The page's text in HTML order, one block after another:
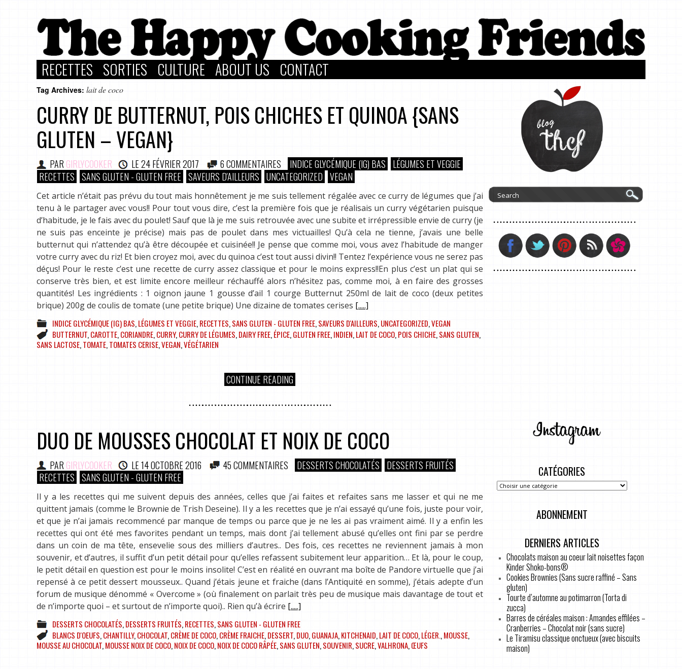
RECETTES SORTIES CULTURE ABOUT US CONTACT
Tag Archives: lait de coco
CURRY DE BUTTERNUT, POIS CHICHES ET QUINOA {SANS
GLUTEN – VEGAN}
PAR GIRLYCOOKER LE24 FÉVRIER 2017 6 COMMENTAIRES INDICE GLYCÉMIQUE (IG) BAS
LÉGUMES ET VEGGIE
RECETTES SANS GLUTEN - GLUTEN FREE SAVEURS D'AILLEURS UNCATEGORIZED VEGAN
Cet article n’était pas prévu du tout mais honnêtement je me suis tellement régalée avec ce curry de légumes que j’ai
tenu à le partager avec vous!! Pour tout vous dire, c’est la première fois que je réalisais un curry végétarien puisque
d’habitude, je le fais avec du poulet! Sauf que là je me suis retrouvée avec une subite et irrépressible envie de curry (je
ne suis pas enceinte je précise) mais pas de poulet dans mes victuailles! Qu’à cela ne tienne, j’avais une belle
butternut qui n’attendez qu’à être découpée et cuisinée!! Je pense que comme moi, vous avez l’habitude de manger
votre curry avec du riz! Et bien croyez moi, avec du quinoa c’est tout aussi divin!! Tentez l’expérience vous ne serez pas
déçus! Pour le reste c’est une recette de curry assez classique et pour le moins express!!En plus c’est un plat qui se
conserve très bien, et est limite encore meilleur réchauffé alors n’hésitez pas, comme moi, à en faire des grosses
quantités! Les ingrédients : 1 oignon jaune 1 gousse d’ail 1 courge Butternut 250ml de lait de coco (deux petites
brique) 200g de coulis de tomate (une petite brique) Une dizaine de tomates cerises [.....]
INDICE GLYCÉMIQUE (IG) BAS,LÉGUMES ET VEGGIE,RECETTES,SANS GLUTEN - GLUTEN FREE,SAVEURS D'AILLEURS,UNCATEGORIZED,VEGAN
BUTTERNUT,CAROTTE,CORIANDRE,CURRY,CURRY DE LÉGUMES,DAIRY FREE,ÉPICE,GLUTEN FREE,INDIEN,LAIT DE COCO,POIS CHICHE,SANS GLUTEN,
SANS LACTOSE,TOMATE,TOMATES CERISE,VEGAN,VÉGÉTARIEN
CONTINUE READING
DUO DE MOUSSES CHOCOLAT ET NOIX DE COCO
PAR GIRLYCOOKER LE14 OCTOBRE 2016 45 COMMENTAIRES DESSERTS CHOCOLATÉS
DESSERTS FRUITÉS
RECETTES SANS GLUTEN - GLUTEN FREE
Il y a les recettes qui me suivent depuis des années, celles que j’ai faites et refaites sans me lasser et qui ne me
quittent jamais (comme le Brownie de Trish Deseine). Il y a les recettes que je n’ai essayé qu’une fois, juste pour voir,
et que je n’ai jamais recommencé par manque de temps ou parce que je ne les ai pas vraiment aimé. Il y a enfin les
recettes qui ont été mes favorites pendant un temps, mais dont j’ai tellement abusé qu’elles ont fini par se perdre
dans un coin de ma tête, ensevelie sous des milliers d’autres.. Des fois, ces recettes ne reviennent jamais à mon
souvenir, et d’autres, il suffit d’un petit détail pour qu’elles refassent subitement leur apparition… Et là, pour le coup,
le petit détail en question est pour le moins insolite! C’est en réalité en ouvrant ma boîte de Pandore virtuelle que j’ai
repensé à ce petit dessert mousseux.. Quand j’étais jeune et fraiche (dans l’Antiquité en somme), j’étais adepte d’un
forum de musique dénommé « Overcome » (où finalement on parlait très peu de musique mais davantage de tout et
de n’importe quoi – et surtout de n’importe quoi).. Rien qu’à écrire [.....]
DESSERTS CHOCOLATÉS,DESSERTS FRUITÉS,RECETTES,SANS GLUTEN - GLUTEN FREE
BLANCS D'OEUFS,CHANTILLY,CHOCOLAT,CRÈME DE COCO,CRÈME FRAICHE,DESSERT,DUO,GUANAJA,KITCHENAID,LAIT DE COCO,LÉGER.,MOUSSE,
MOUSSE AU CHOCOLAT,MOUSSE NOIX DE COCO,NOIX DE COCO,NOIX DE COCO RÂPÉE,SANS GLUTEN,SOUVENIR,SUCRE,VALHRONA,ŒUFS
CATÉGORIES
ABONNEMENT
DERNIERS ARTICLES
Chocolats maison au coeur lait noisettes façon
Kinder Shoko-bons®
Cookies Brownies (Sans sucre raffiné – Sans
gluten)
Tourte d’automne au potimarron (Torta di
zucca)
Barres de céréales maison : Amandes effilées –
Cranberries – Chocolat noir (sans sucre)
Le Tiramisu classique onctueux (avec biscuits
maison)